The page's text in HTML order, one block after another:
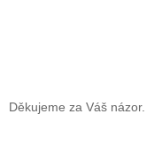
Děkujeme za Váš názor.